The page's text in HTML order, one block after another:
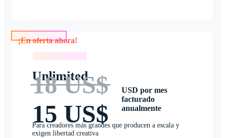
Unlimited
18 US$
15 US$
USD por mes
facturado
anualmente
Para creadores más grandes que producen a escala y
exigen libertad creativa